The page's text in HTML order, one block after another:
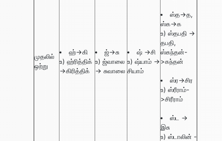
முதலில்
ஒற்று
ஹ்->கி
உ) ஹ்ரித்திக்
->கிரித்திக்
ஜ்->சு
உ) ஜ்வாலை
-> சுவாலை
ஷ் ->சி
உ) ஷ்யாம் ->
சியாம்
ஸ்த->த,
ஸ்க->க
உ) ஸ்தபதி ->
தபதி,
ஸ்கந்தன்-
>கந்தன்
ஸ்⁠ர->சிர
உ) ஸ்ரீராம்-
>சிரீராம்
ஸ்ட ->
இசு
உ) ஸ்டாலின் -